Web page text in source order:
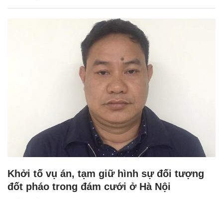
Khởi tố vụ án, tạm giữ hình sự đối tượng
đốt pháo trong đám cưới ở Hà Nội